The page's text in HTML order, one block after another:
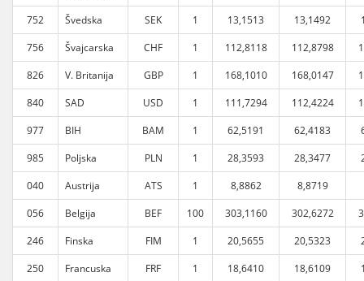
752 Švedska SEK 1 13,1513 13,1492
756
Švajcarska CHF 1 112,8118 112,8798
826
V. Britanija GBP 1 168,1010 168,0147
840
SAD USD 1 111,7294 112,4224
977
BIH BAM 1 62,5191 62,4183
985
Poljska PLN 1 28,3593 28,3477
040
Austrija ATS 1 8,8862 8,8719
056
Belgija BEF 100 303,1160 302,6272
246
Finska FIM 1 20,5655 20,5323
250
Francuska FRF 1 18,6410 18,6109